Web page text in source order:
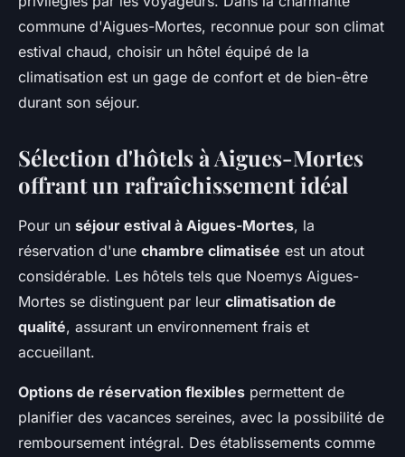
commune d'Aigues-Mortes, reconnue pour son climat
estival chaud, choisir un hôtel équipé de la
climatisation est un gage de confort et de bien-être
durant son séjour.
Sélection d'hôtels à Aigues-Mortes
offrant un rafraîchissement idéal
Pour un séjour estival à Aigues-Mortes, la
réservation d'une chambre climatisée est un atout
considérable. Les hôtels tels que Noemys Aigues-
Mortes se distinguent par leur climatisation de
qualité, assurant un environnement frais et
accueillant.
Options de réservation flexibles permettent de
planifier des vacances sereines, avec la possibilité de
remboursement intégral. Des établissements comme